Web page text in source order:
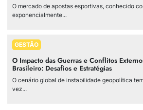
O mercado de apostas esportivas, conhecido
exponencialmente...
GESTÃO
O Impacto das Guerras e Conflitos
Brasileiro: Desafios e Estratégias
O cenário global de instabilidade geopolítica
vez...